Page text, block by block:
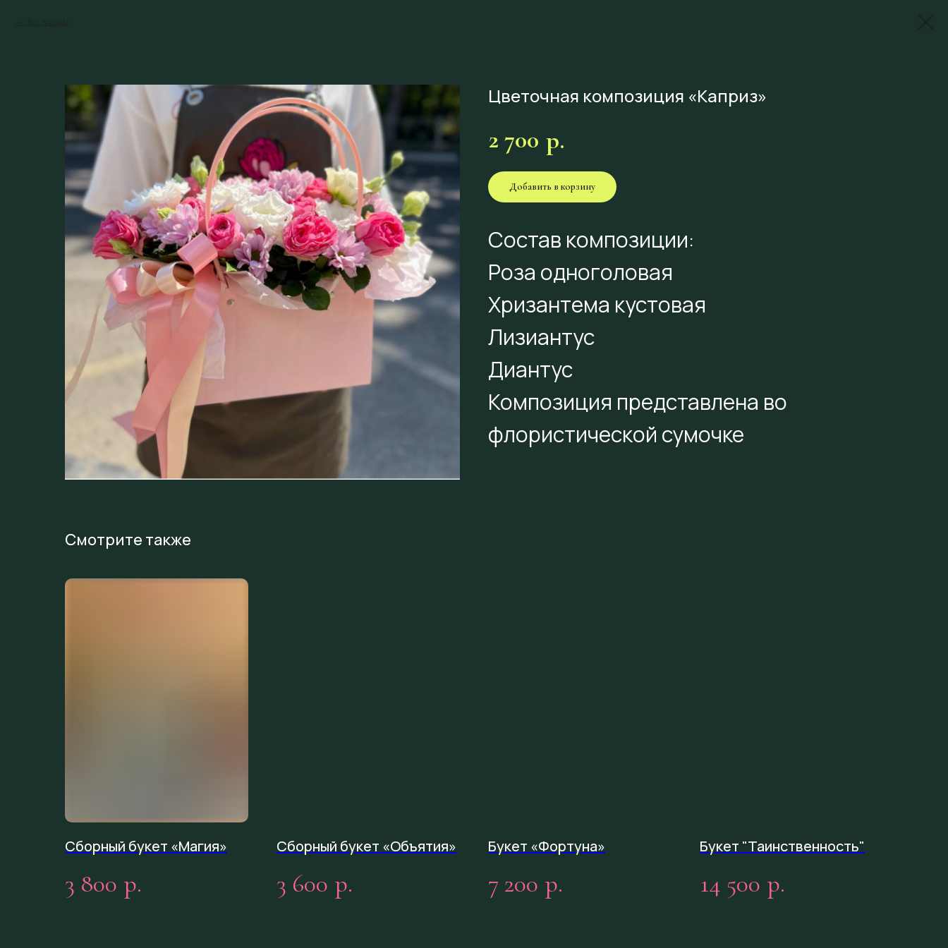
Цветочная композиция «Каприз»
2 700 р.
Добавить в корзину
Состав композиции:
Роза одноголовая
Хризантема кустовая
Лизиантус
Диантус
Композиция представлена во
флористической сумочке
Смотрите также
Сборный букет «Магия»
3 800 р.
Сборный букет «Объятия»
3 600 р.
Букет «Фортуна»
7 200 р.
Букет "Таинственность"
14 500 р.